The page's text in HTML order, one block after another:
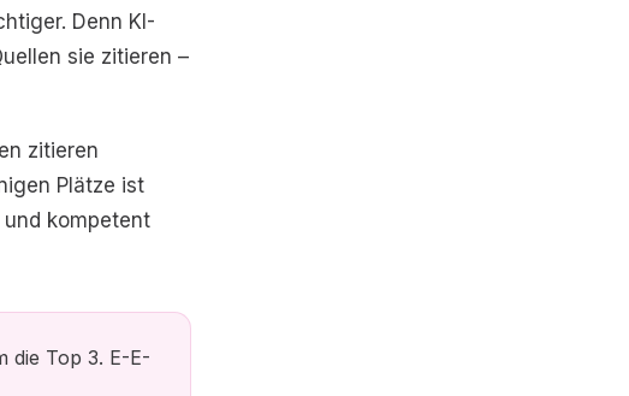
Denn KI-
sie zitieren –
zitieren
Plätze ist
kompetent
die Top 3. E-E-